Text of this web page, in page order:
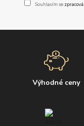
Souhlasím se
Výhodné ceny